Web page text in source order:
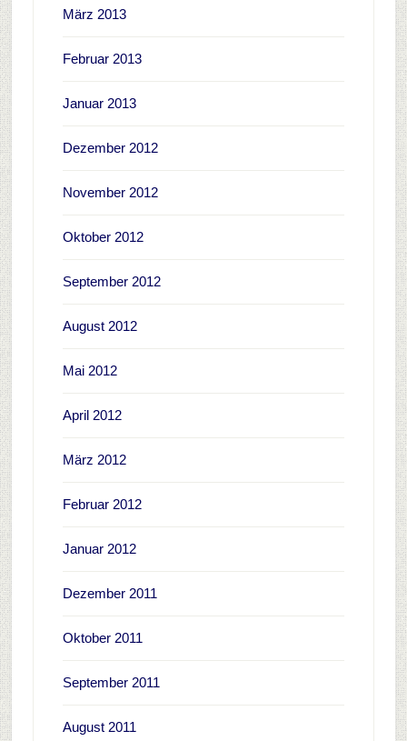
März 2013
Februar 2013
Januar 2013
Dezember 2012
November 2012
Oktober 2012
September 2012
August 2012
Mai 2012
April 2012
März 2012
Februar 2012
Januar 2012
Dezember 2011
Oktober 2011
September 2011
August 2011